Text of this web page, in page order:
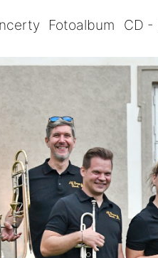
Fotoalbum CD -